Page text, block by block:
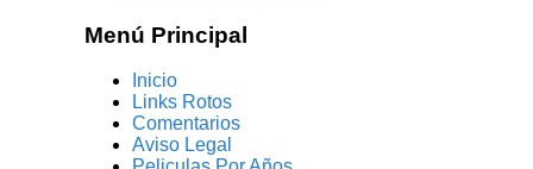
Menú Principal
Inicio
Links Rotos
Comentarios
Aviso Legal